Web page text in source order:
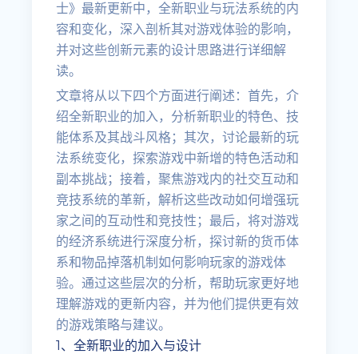
士》最新更新中，全新职业与玩法系统的内
容和变化，深入剖析其对游戏体验的影响，
并对这些创新元素的设计思路进行详细解
读。
文章将从以下四个方面进行阐述：首先，介
绍全新职业的加入，分析新职业的特色、技
能体系及其战斗风格；其次，讨论最新的玩
法系统变化，探索游戏中新增的特色活动和
副本挑战；接着，聚焦游戏内的社交互动和
竞技系统的革新，解析这些改动如何增强玩
家之间的互动性和竞技性；最后，将对游戏
的经济系统进行深度分析，探讨新的货币体
系和物品掉落机制如何影响玩家的游戏体
验。通过这些层次的分析，帮助玩家更好地
理解游戏的更新内容，并为他们提供更有效
的游戏策略与建议。
1、全新职业的加入与设计